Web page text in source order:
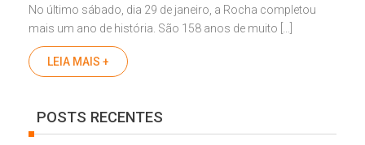
No último sábado, dia 29 de janeiro, a Rocha completou
mais um ano de história. São 158 anos de muito […]
LEIA MAIS +
POSTS RECENTES